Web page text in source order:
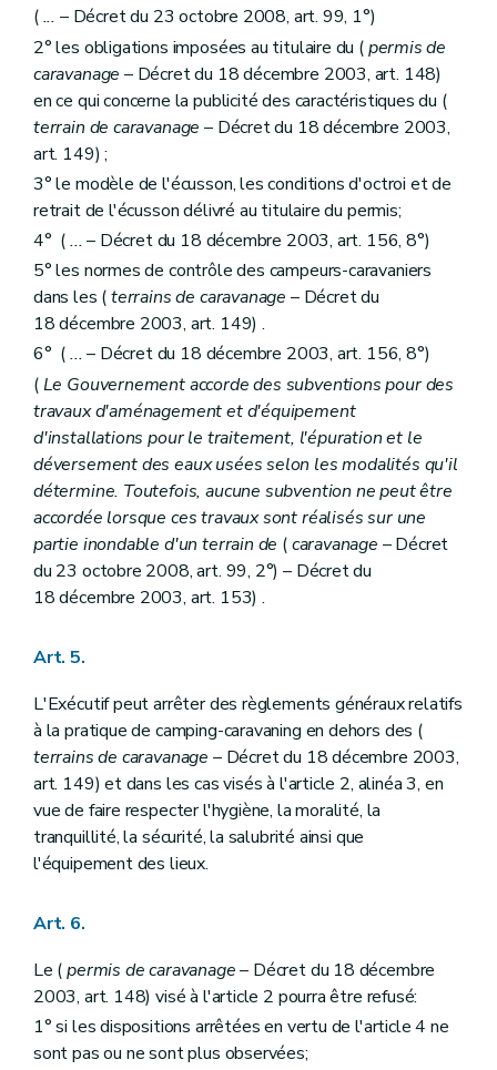
(... – Décret du 23 octobre 2008, art. 99, 1°)
2° les obligations imposées au titulaire du (permis de
caravanage – Décret du 18 décembre 2003, art. 148)
en ce qui concerne la publicité des caractéristiques du (
terrain de caravanage – Décret du 18 décembre 2003,
art. 149) ;
3° le modèle de l'écusson, les conditions d'octroi et de
retrait de l'écusson délivré au titulaire du permis;
4° (...– Décret du 18 décembre 2003, art. 156, 8°)
5° les normes de contrôle des campeurs-caravaniers
dans les (terrains de caravanage – Décret du
18 décembre 2003, art. 149) .
6° (...– Décret du 18 décembre 2003, art. 156, 8°)
(Le Gouvernement accorde des subventions pour des
travaux d'aménagement et d'équipement
d'installations pour le traitement, l'épuration et le
déversement des eaux usées selon les modalités qu'il
détermine. Toutefois, aucune subvention ne peut être
accordée lorsque ces travaux sont réalisés sur une
partie inondable d'un terrain de (caravanage – Décret
du 23 octobre 2008, art. 99, 2°) – Décret du
18 décembre 2003, art. 153) .
Art. 5.
L'Exécutif peut arrêter des règlements généraux relatifs
à la pratique de camping-caravaning en dehors des (
terrains de caravanage – Décret du 18 décembre 2003,
art. 149) et dans les cas visés à l'article 2, alinéa 3, en
vue de faire respecter l'hygiène, la moralité, la
tranquillité, la sécurité, la salubrité ainsi que
l'équipement des lieux.
Art. 6.
Le (permis de caravanage– Décret du 18 décembre
2003, art. 148) visé à l'article 2 pourra être refusé:
1° si les dispositions arrêtées en vertu de l'article 4 ne
sont pas ou ne sont plus observées;